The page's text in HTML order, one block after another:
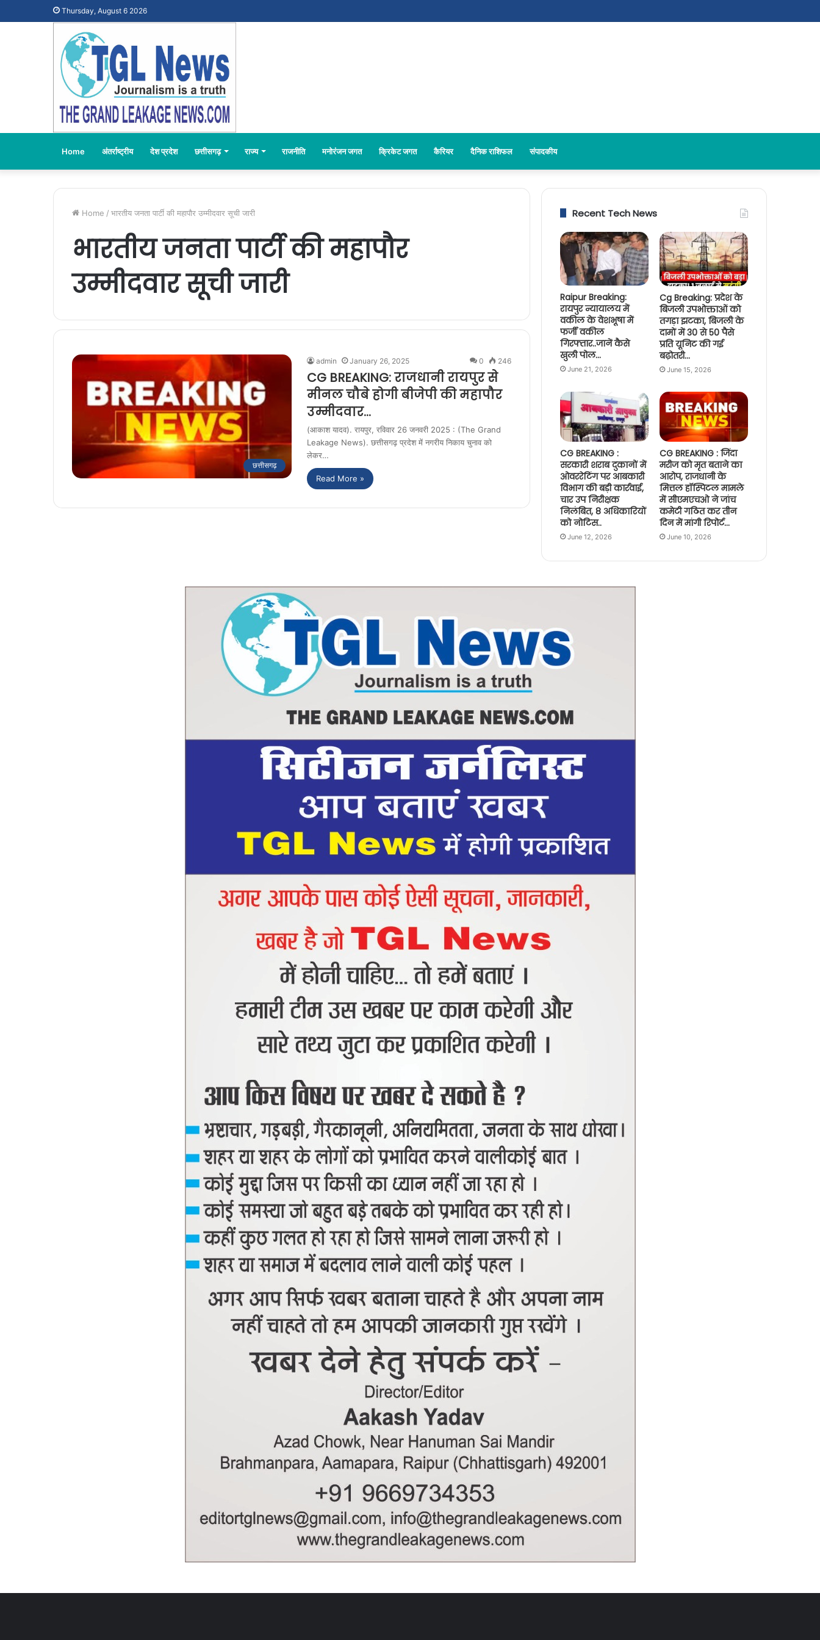
Thursday, August 6 2026
Home अंतर्राष्ट्रीय देश प्रदेश छत्तीसगढ़ राज्य राजनीति मनोरंजन जगत क्रिकेट जगत कैरियर दैनिक राशिफल संपादकीय
Home / भारतीय जनता पार्टी की महापौर उम्मीदवार सूची जारी
भारतीय जनता पार्टी की महापौर
उम्मीदवार सूची जारी
छत्तीसगढ़
admin January 26, 2025 0 246
CG BREAKING: राजधानी रायपुर से
मीनल चौबे होगी बीजेपी की महापौर
उम्मीदवार…
(आकाश यादव). रायपुर, रविवार 26 जनवरी 2025 : (The Grand
Leakage News). छत्तीसगढ़ प्रदेश में नगरीय निकाय चुनाव को
लेकर…
Read More »
Recent Tech News
Raipur Breaking:
रायपुर न्यायालय में
वकील के वेशभूषा में
फर्जी वकील
गिरफ्तार..जानें कैसे
खुली पोल…
June 21, 2026
Cg Breaking: प्रदेश के
बिजली उपभोक्ताओं को
तगड़ा झटका, बिजली के
दामों में 30 से 50 पैसे
प्रति यूनिट की गई
बढ़ोतरी…
June 15, 2026
CG BREAKING :
सरकारी शराब दुकानों में
ओवररेटिंग पर आबकारी
विभाग की बड़ी कार्रवाई,
चार उप निरीक्षक
निलंबित, 8 अधिकारियों
को नोटिस..
June 12, 2026
CG BREAKING : जिंदा
मरीज को मृत बताने का
आरोप, राजधानी के
मित्तल हॉस्पिटल मामले
में सीएमएचओ ने जांच
कमेटी गठित कर तीन
दिन में मांगी रिपोर्ट…
June 10, 2026